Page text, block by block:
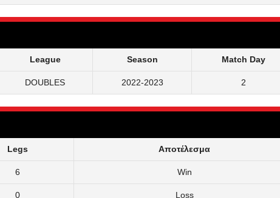
League Season Match Day
DOUBLES 2022-2023 2
Legs Αποτέλεσμα
6 Win
0 Loss